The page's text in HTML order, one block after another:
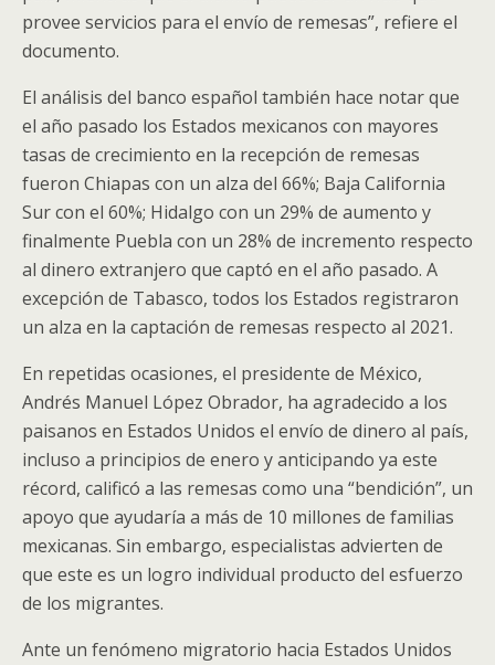
provee servicios para el envío de remesas”, refiere el
documento.
El análisis del banco español también hace notar que
el año pasado los Estados mexicanos con mayores
tasas de crecimiento en la recepción de remesas
fueron Chiapas con un alza del 66%; Baja California
Sur con el 60%; Hidalgo con un 29% de aumento y
finalmente Puebla con un 28% de incremento respecto
al dinero extranjero que captó en el año pasado. A
excepción de Tabasco, todos los Estados registraron
un alza en la captación de remesas respecto al 2021.
En repetidas ocasiones, el presidente de México,
Andrés Manuel López Obrador, ha agradecido a los
paisanos en Estados Unidos el envío de dinero al país,
incluso a principios de enero y anticipando ya este
récord, calificó a las remesas como una “bendición”, un
apoyo que ayudaría a más de 10 millones de familias
mexicanas. Sin embargo, especialistas advierten de
que este es un logro individual producto del esfuerzo
de los migrantes.
Ante un fenómeno migratorio hacia Estados Unidos